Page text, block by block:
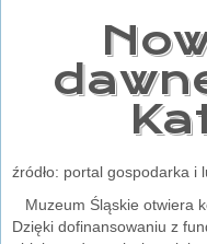
źródło: portal gospodarka i
Muzeum Śląskie otwiera
Dzięki dofinansowaniu z